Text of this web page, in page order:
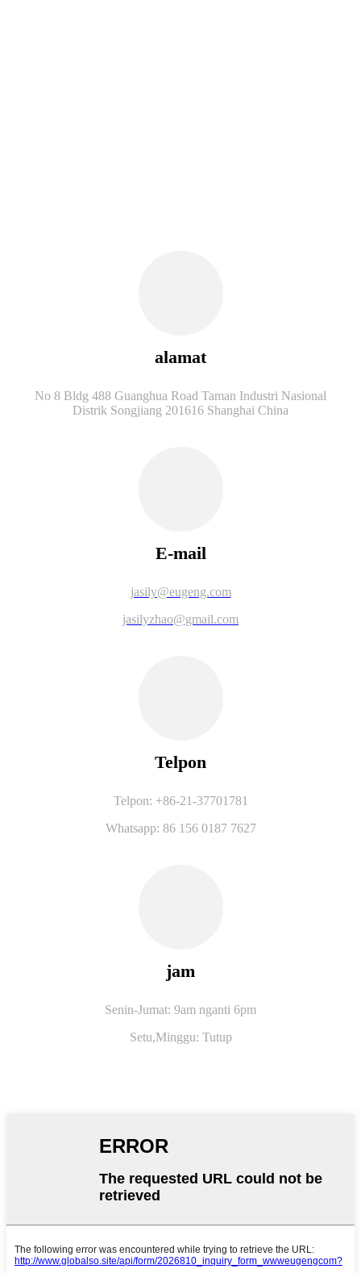
alamat
No 8 Bldg 488 Guanghua Road Taman Industri Nasional
Distrik Songjiang 201616 Shanghai China
E-mail
jasily@eugeng.com
jasilyzhao@gmail.com
Telpon
Telpon: +86-21-37701781
Whatsapp: 86 156 0187 7627
jam
Senin-Jumat: 9am nganti 6pm
Setu,Minggu: Tutup